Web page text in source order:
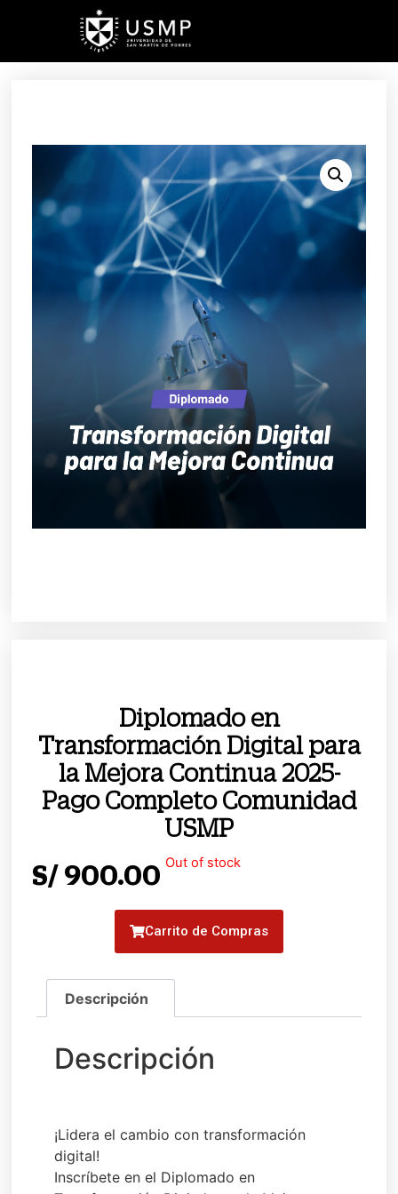
Diplomado en
Transformación Digital para
la Mejora Continua 2025-
Pago Completo Comunidad
USMP
S/ 900.00 Out of stock
Carrito de Compras
¡Lidera el cambio con transformación
digital!
Inscríbete en el Diplomado en